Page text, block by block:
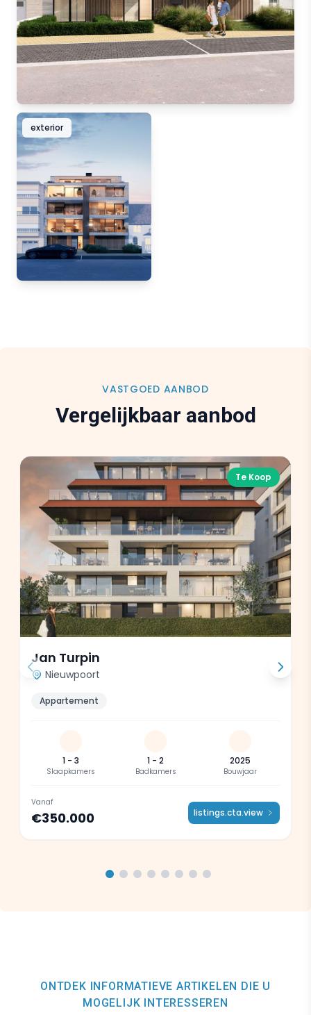
exterior
VASTGOED AANBOD
Vergelijkbaar aanbod
Te Koop
Jan Turpin
Nieuwpoort
Appartement
1 - 3
Slaapkamers
1 - 2
Badkamers
2025
Bouwjaar
Vanaf
€350.000 listings.cta.view
ONTDEK INFORMATIEVE ARTIKELEN DIE U
MOGELIJK INTERESSEREN